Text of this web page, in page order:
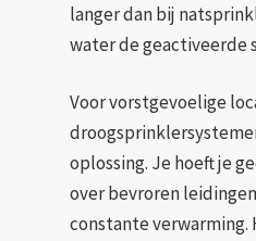
langer dan bij
water de
Voor vorstgevoelige
oplossing. Je hoeft je
over bevroren
constante verwarming.